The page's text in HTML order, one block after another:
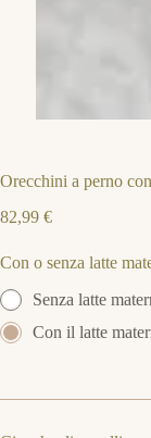
Orecchini a perno
82,99 €
Con o senza latte
Senza latte
Con il latte